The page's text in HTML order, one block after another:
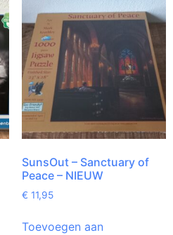
SunsOut – Sanctuary of
Peace – NIEUW
€ 11,95
Toevoegen aan